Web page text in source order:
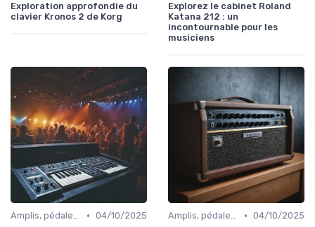
Exploration approfondie du
clavier Kronos 2 de Korg
Explorez le cabinet Roland
Katana 212 : un
incontournable pour les
musiciens
Amplis, pédales et effets • 04/10/2025
Amplis, pédales et effets • 04/10/2025